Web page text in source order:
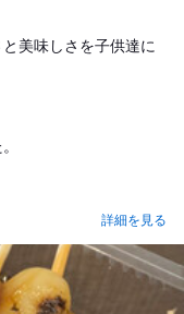
美味しさを子供達に
詳細を見る